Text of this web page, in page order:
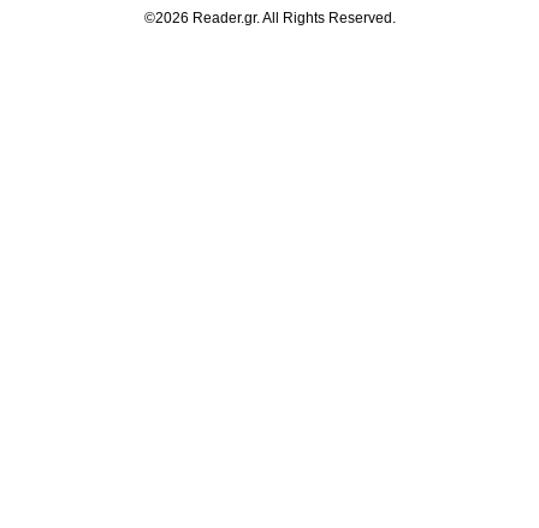
©2026 Reader.gr. All Rights Reserved.